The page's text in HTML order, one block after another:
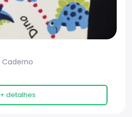
Caderno
+ detalhes